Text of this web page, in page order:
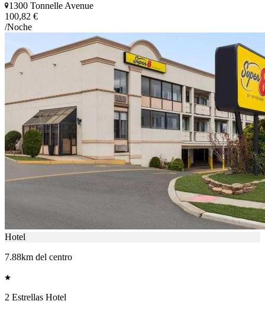
1300 Tonnelle Avenue
100,82 €
/Noche
Hotel
7.88km del centro
2 Estrellas Hotel